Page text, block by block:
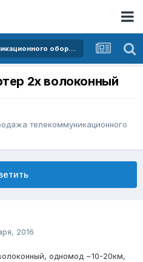
Покупка и продажа телекоммуникационного оборудования
2х волоконный
телекоммуникационного
2016
одномод ~10-20км,